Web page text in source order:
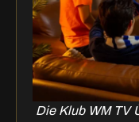
Die Klub WM TV